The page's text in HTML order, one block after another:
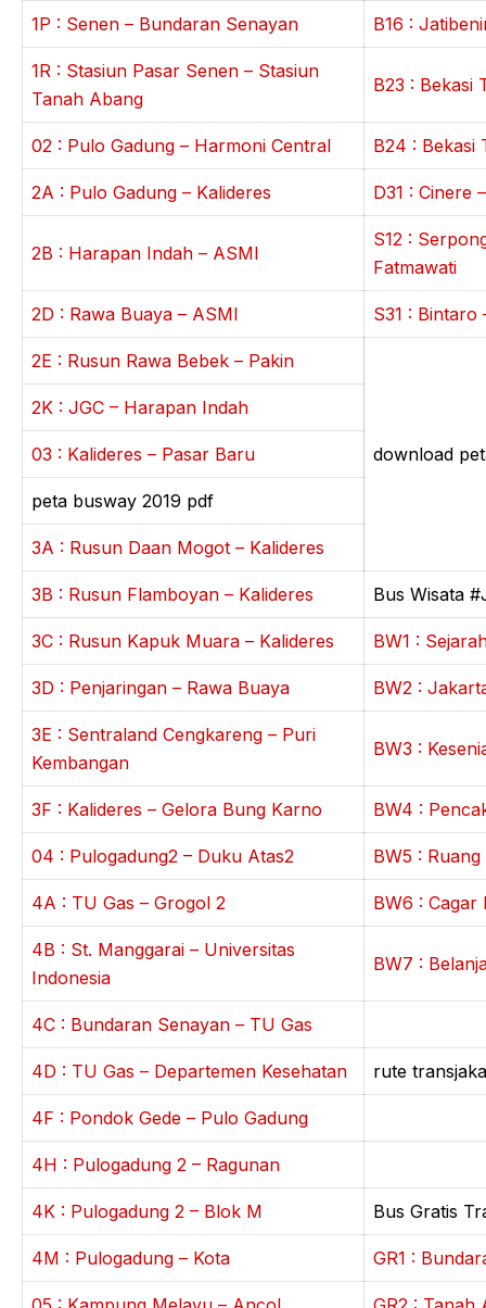
1P : Senen – Bundaran Senayan B16 :
1R : Stasiun Pasar Senen – Stasiun
Tanah Abang
B23 : Bekasi
02 : Pulo Gadung – Harmoni Central B24 : Bekasi
2A : Pulo Gadung – Kalideres D31 : Cinere
2B : Harapan Indah – ASMI
S12 :
Fatmawati
2D : Rawa Buaya – ASMI S31 : Bintaro
2E : Rusun Rawa Bebek – Pakin
download
2K : JGC – Harapan Indah
03 : Kalideres – Pasar Baru
peta busway 2019 pdf
3A : Rusun Daan Mogot – Kalideres
3B : Rusun Flamboyan – Kalideres Bus Wisata
3C : Rusun Kapuk Muara – Kalideres BW1 :
3D : Penjaringan – Rawa Buaya BW2 :
3E : Sentraland Cengkareng – Puri
Kembangan
BW3 :
3F : Kalideres – Gelora Bung Karno BW4 :
04 : Pulogadung2 – Duku Atas2 BW5 :
4A : TU Gas – Grogol 2 BW6 : Cagar
4B : St. Manggarai – Universitas
Indonesia
BW7 :
4C : Bundaran Senayan – TU Gas
4D : TU Gas – Departemen Kesehatan rute
4F : Pondok Gede – Pulo Gadung
4H : Pulogadung 2 – Ragunan
4K : Pulogadung 2 – Blok M Bus Gratis
4M : Pulogadung – Kota GR1 :